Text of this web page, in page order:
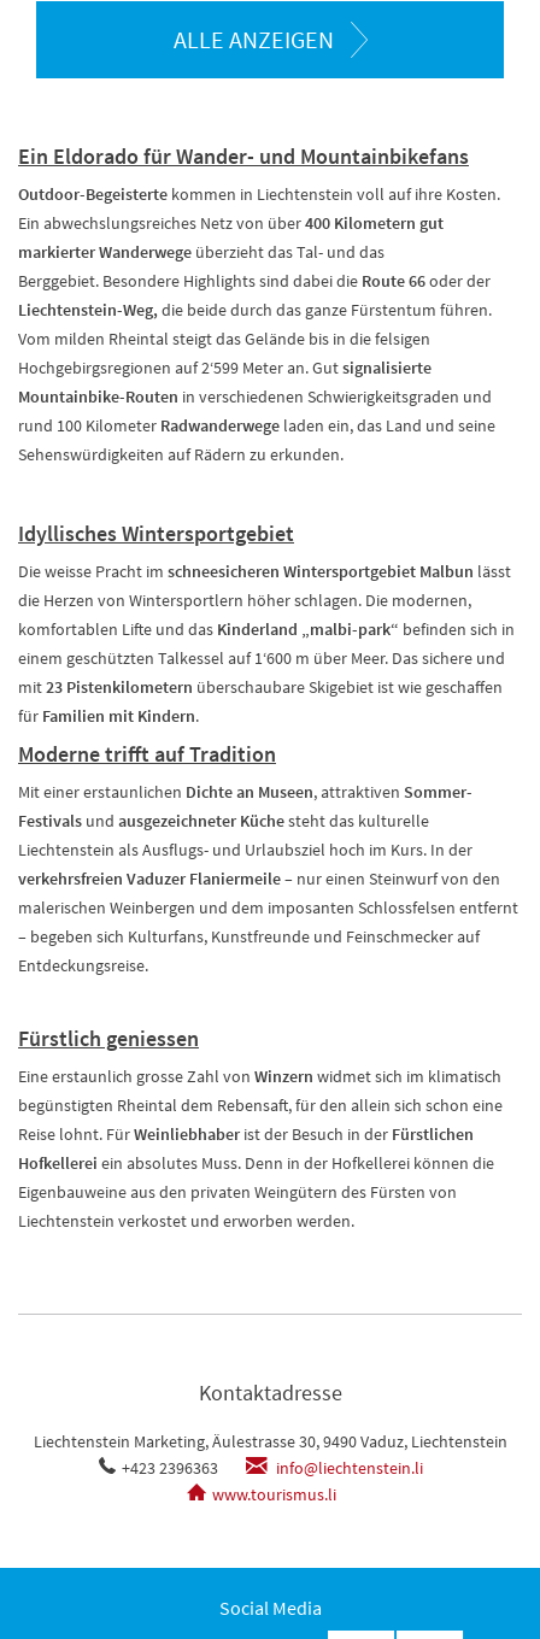
ALLE ANZEIGEN
Ein Eldorado für Wander- und Mountainbikefans
Outdoor-Begeisterte kommen in Liechtenstein voll auf ihre Kosten.
Ein abwechslungsreiches Netz von über400 Kilometern gut
markierter Wanderwege überzieht das Tal- und das
Berggebiet. Besondere Highlights sind dabei die Route 66oder der
Liechtenstein-Weg,die beide durch das ganze Fürstentum führen.
Vom milden Rheintal steigt das Gelände bis in die felsigen
Hochgebirgsregionen auf 2‘599 Meter an. Gutsignalisierte
Mountainbike-Routen in verschiedenen Schwierigkeitsgraden und
rund 100 Kilometer Radwanderwege laden ein, das Land und seine
Sehenswürdigkeiten auf Rädern zu erkunden.
Idyllisches Wintersportgebiet
Die weisse Pracht im schneesicheren Wintersportgebiet Malbun lässt
die Herzen von Wintersportlern höher schlagen. Die modernen,
komfortablen Lifte und das Kinderland „malbi-park“ befinden sich in
einem geschützten Talkessel auf 1‘600 m über Meer. Das sichere und
mit23 Pistenkilometern überschaubare Skigebiet ist wie geschaffen
für Familien mit Kindern.
Moderne trifft auf Tradition
Mit einer erstaunlichen Dichte an Museen, attraktiven Sommer-
Festivals und ausgezeichneter Küchesteht das kulturelle
Liechtenstein als Ausflugs- und Urlaubsziel hoch im Kurs. In der
verkehrsfreien Vaduzer Flaniermeile– nur einen Steinwurf von den
malerischen Weinbergen und dem imposanten Schlossfelsen entfernt
– begeben sich Kulturfans, Kunstfreunde und Feinschmecker auf
Entdeckungsreise.
Fürstlich geniessen
Eine erstaunlich grosse Zahl von Winzern widmet sich im klimatisch
begünstigten Rheintal dem Rebensaft, für den allein sich schon eine
Reise lohnt. FürWeinliebhaber ist der Besuch in der Fürstlichen
Hofkellerei ein absolutes Muss. Denn in der Hofkellerei können die
Eigenbauweine aus den privaten Weingütern des Fürsten von
Liechtenstein verkostet und erworben werden.
Kontaktadresse
Liechtenstein Marketing, Äulestrasse 30, 9490 Vaduz, Liechtenstein
+423 2396363
info@liechtenstein.li
www.tourismus.li
Social Media